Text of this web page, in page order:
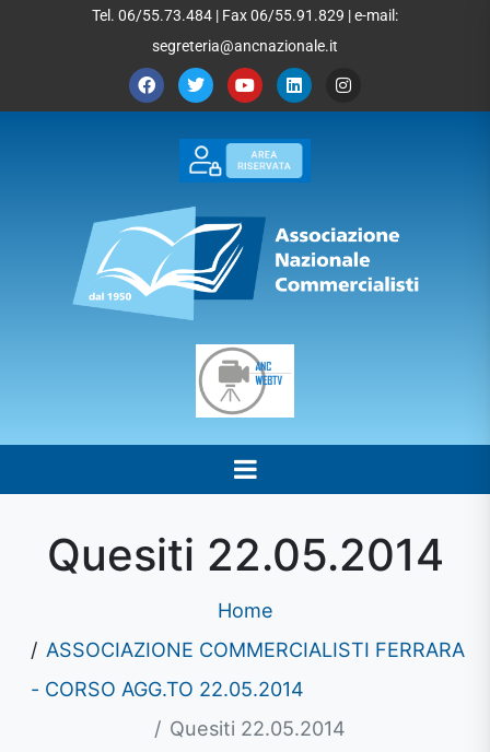
Tel. 06/55.73.484 | Fax 06/55.91.829 | e-mail:
segreteria@ancnazionale.it
Quesiti 22.05.2014
Home
ASSOCIAZIONE COMMERCIALISTI FERRARA
- CORSO AGG.TO 22.05.2014
Quesiti 22.05.2014